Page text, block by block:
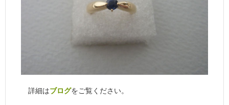
詳細はブログをご覧ください。